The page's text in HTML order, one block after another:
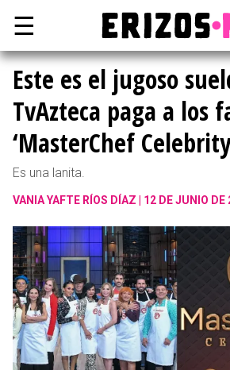
☰
Este es el jugoso
TvAzteca paga a los
‘MasterChef
Es una lanita.
VANIA YAFTE RÍOS DÍAZ 12 DE JUNIO